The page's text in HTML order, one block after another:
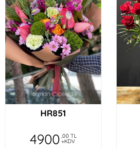
HR851
4900 ,00 TL
+KDV